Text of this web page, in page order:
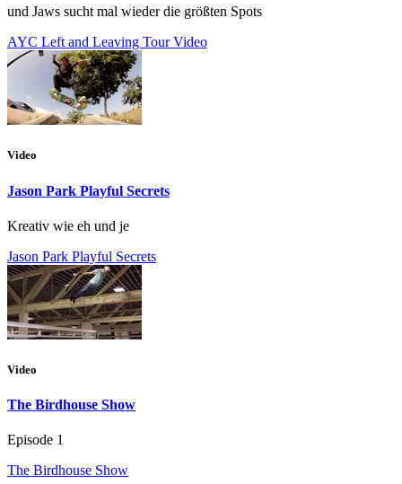
und Jaws sucht mal wieder die größten Spots
AYC Left and Leaving Tour Video
Video
Jason Park Playful Secrets
Kreativ wie eh und je
Jason Park Playful Secrets
Video
The Birdhouse Show
Episode 1
The Birdhouse Show